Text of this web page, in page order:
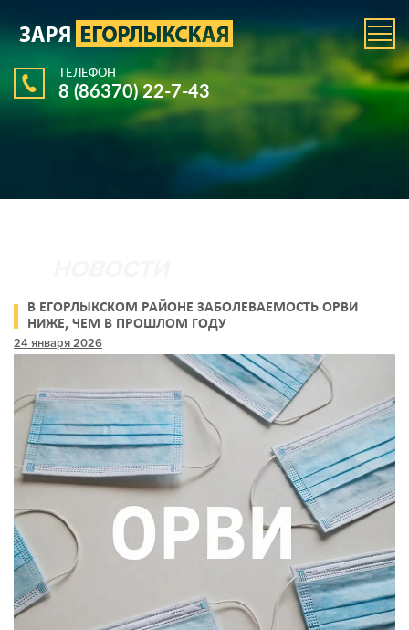
ТЕЛЕФОН
8 (86370) 22-7-43
В ЕГОРЛЫКСКОМ РАЙОНЕ ЗАБОЛЕВАЕМОСТЬ ОРВИ
НИЖЕ, ЧЕМ В ПРОШЛОМ ГОДУ
24 января 2026